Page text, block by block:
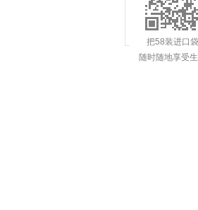
把58装进口袋
随时随地享受